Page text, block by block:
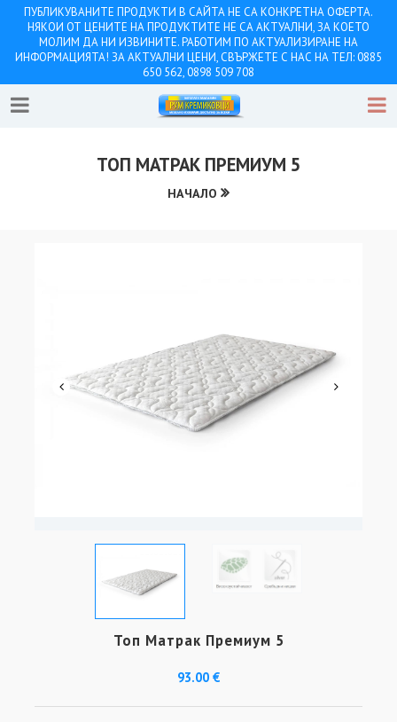
ПУБЛИКУВАНИТЕ ПРОДУКТИ В САЙТА НЕ СА КОНКРЕТНА ОФЕРТА.
НЯКОИ ОТ ЦЕНИТЕ НА ПРОДУКТИТЕ НЕ СА АКТУАЛНИ, ЗА КОЕТО
МОЛИМ ДА НИ ИЗВИНИТЕ. РАБОТИМ ПО АКТУАЛИЗИРАНЕ НА
ИНФОРМАЦИЯТА! ЗА АКТУАЛНИ ЦЕНИ, СВЪРЖЕТЕ С НАС НА ТЕЛ: 0885
650 562, 0898 509 708
ТОП МАТРАК ПРЕМИУМ 5
НАЧАЛО
Топ Матрак Премиум 5
93.00 €